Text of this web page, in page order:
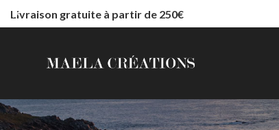
Livraison gratuite à partir de 250€